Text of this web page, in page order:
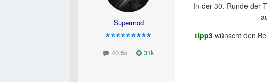
Supermod
40.5k 31k
In der 30. Runde der
tipp3wünscht den